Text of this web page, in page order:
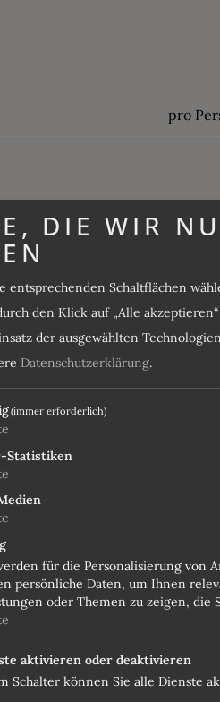
pro
pro
pro
DIE WIR
entsprechenden Schaltflächen
den Klick auf „Alle
der ausgewählten
Datenschutzerklärung.
(immer erforderlich)
Statistiken
für die Personalisierung von
persönliche Daten, um Ihnen
oder Themen zu zeigen, die
aktivieren oder deaktivieren
Schalter können Sie alle Dienste